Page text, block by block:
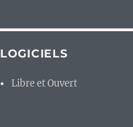
LOGICIELS
Libre et Ouvert